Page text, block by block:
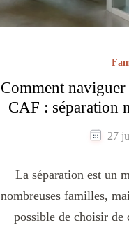
Comment
CAF : séparation
27
La séparation est un
nombreuses familles,
possible de choisir